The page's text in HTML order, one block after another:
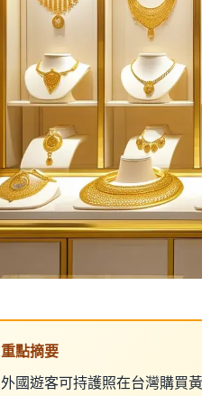
重點摘要
外國遊客可持護照在台灣購買